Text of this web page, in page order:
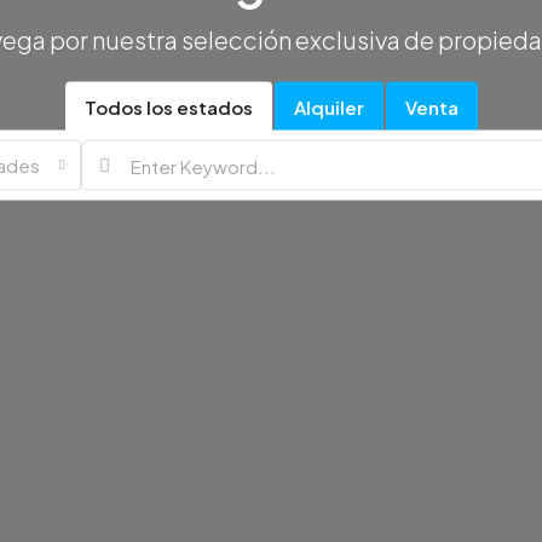
por nuestra selección exclusiva de
Todos los estados Alquiler Venta